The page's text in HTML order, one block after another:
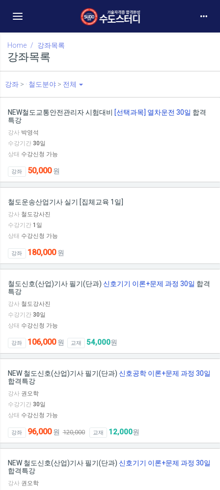
Toggle navigation
Home 강좌목록
강좌목록
강좌 > · 철도분야 > 전체
NEW철도교통안전관리자 시험대비 [선택과목] 열차운전 30일 합격
특강
강사 박영석
수강기간 30일
상태 수강신청 가능
강좌 50,000원
철도운송산업기사 실기 [집체교육 1일]
강사 철도강사진
수강기간 1 일
상태 수강신청 가능
강좌 180,000원
철도신호(산업)기사 필기(단과) 신호기기 이론+문제 과정 30일 합격
특강
강사 철도강사진
수강기간 30일
상태 수강신청 가능
강좌 106,000원 교재 54,000원
NEW 철도신호(산업)기사 필기(단과) 신호공학 이론+문제 과정 30일
합격특강
강사 권오학
수강기간 30일
상태 수강신청 가능
강좌 96,000원120,000 교재 12,000원
NEW 철도신호(산업)기사 필기(단과) 신호기기 이론+문제 과정 30일
합격특강
강사 권오학